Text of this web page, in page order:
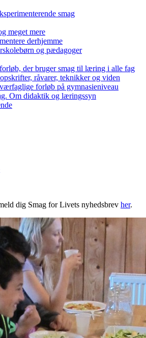
smag
meget mere
derhjemme
og pædagoger
der bruger smag til læring i alle fag
råvarer, teknikker og viden
forløb på gymnasieniveau
Om didaktik og læringssyn
dig Smag for Livets nyhedsbrev her.